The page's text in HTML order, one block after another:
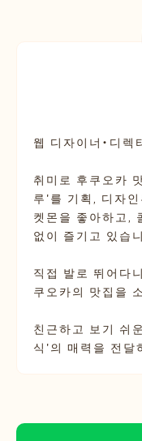
웹 디자이너・디렉
취미로 후쿠오카
루'를 기획, 디자
켓몬을 좋아하고,
없이 즐기고 있습
직접 발로 뛰어다
쿠오카의 맛집을
친근하고 보기 쉬
식'의 매력을 전달